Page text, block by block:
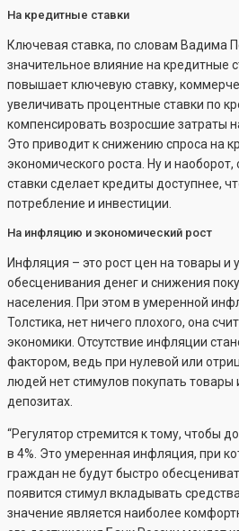
На кредитные ставки
Ключевая ставка, по словам Вадима
значительное влияние на кредитные
повышает ключевую ставку,
увеличивать процентные ставки по
компенсировать возросшие затраты
Это приводит к снижению спроса на
экономического роста. Ну и
ставки сделает кредиты доступнее,
потребление и инвестиции.
На инфляцию и экономический рост
Инфляция – это рост цен на товары и
обесценивания денег и снижения
населения. При этом в умеренной
Толстика, нет ничего плохого, она
экономики. Отсутствие инфляции
фактором, ведь при нулевой или
людей нет стимулов покупать товары
депозитах.
“Регулятор стремится к тому, чтобы
в 4%. Это умеренная инфляция, при
граждан не будут быстро
появится стимул вкладывать
значение является наиболее